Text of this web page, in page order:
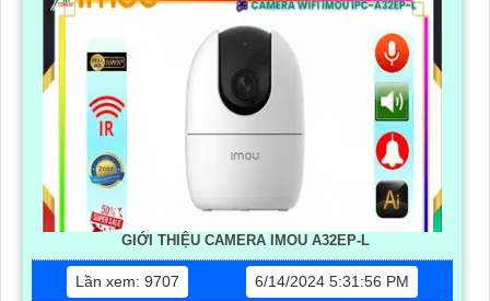
GIỚI THIỆU CAMERA IMOU A32EP-L
Lần xem: 9707
6/14/2024 5:31:56 PM